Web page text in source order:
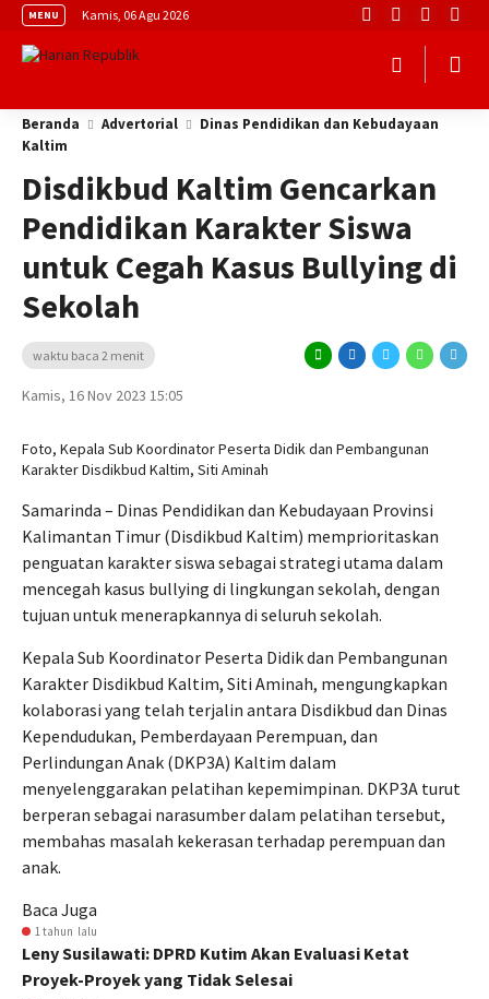
MENU Kamis, 06 Agu 2026
Beranda Advertorial
Dinas Pendidikan dan Kebudayaan
Kaltim
Disdikbud Kaltim Gencarkan
Pendidikan Karakter Siswa
untuk Cegah Kasus Bullying di
Sekolah
waktu baca 2 menit
Kamis, 16 Nov 2023 15:05
Foto, Kepala Sub Koordinator Peserta Didik dan Pembangunan
Karakter Disdikbud Kaltim, Siti Aminah
Samarinda – Dinas Pendidikan dan Kebudayaan Provinsi
Kalimantan Timur (Disdikbud Kaltim) memprioritaskan
penguatan karakter siswa sebagai strategi utama dalam
mencegah kasus bullying di lingkungan sekolah, dengan
tujuan untuk menerapkannya di seluruh sekolah.
Kepala Sub Koordinator Peserta Didik dan Pembangunan
Karakter Disdikbud Kaltim, Siti Aminah, mengungkapkan
kolaborasi yang telah terjalin antara Disdikbud dan Dinas
Kependudukan, Pemberdayaan Perempuan, dan
Perlindungan Anak (DKP3A) Kaltim dalam
menyelenggarakan pelatihan kepemimpinan. DKP3A turut
berperan sebagai narasumber dalam pelatihan tersebut,
membahas masalah kekerasan terhadap perempuan dan
anak.
Baca Juga
1 tahun lalu
Leny Susilawati: DPRD Kutim Akan Evaluasi Ketat
Proyek-Proyek yang Tidak Selesai